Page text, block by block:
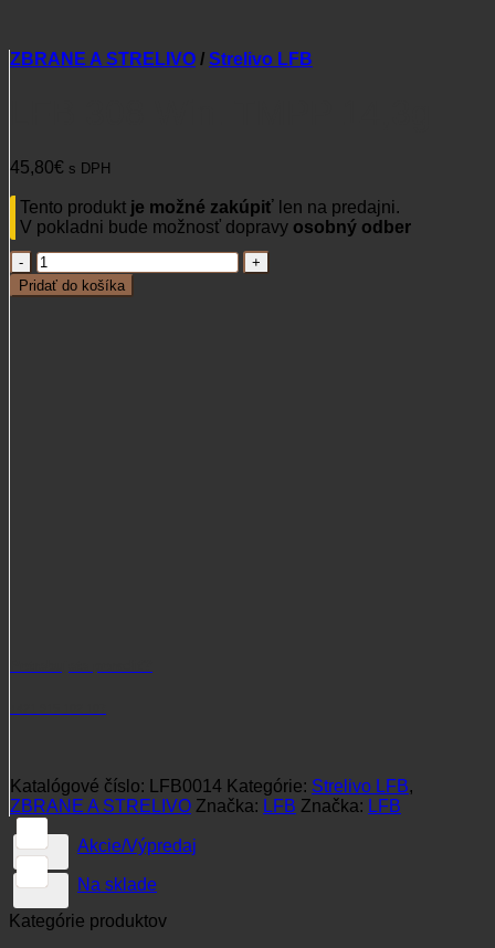
ZBRANE A STRELIVO / Strelivo LFB
45,80€ s DPH
Tento produkt je možné zakúpiť len na predajni.
V pokladni bude možnosť dopravy osobný odber
množstvo
LFB
308
Pridať do košíka
Katalógové číslo: LFB0014 Kategórie: Strelivo LFB,
ZBRANE A STRELIVO Značka: LFB Značka: LFB
Akcie/Výpredaj
Na sklade
Kategórie produktov